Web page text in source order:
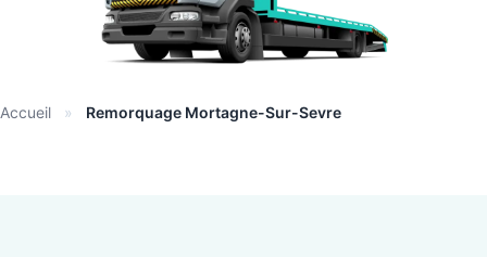
Accueil » Remorquage Mortagne-Sur-Sevre